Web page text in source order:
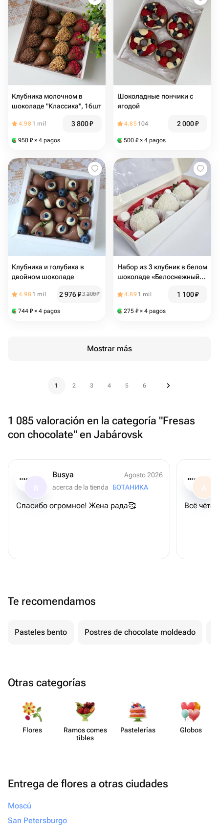
Клубника молочном в
шоколаде "Классика", 16шт
4.98 1 mil 3 800₽
950 ₽ × 4 pagos
Шоколадные пончики с
ягодой
4.85 104 2 000₽
500 ₽ × 4 pagos
Клубника и голубика в
двойном шоколаде
4.98 1 mil 2 976₽3 200₽
744 ₽ × 4 pagos
Набор из 3 клубник в белом
шоколаде «Белоснежный
4.89 1 mil 1 100₽
275 ₽ × 4 pagos
Mostrar más
1 2 3 4 5 6
1 085 valoración en la categoría "Fresas
con chocolate" en Jabárovsk
Busya
Agosto 2026
acerca de la tienda
БОТАНИКА
Спасибо огромное! Жена рада🥰
A
Всë
Te recomendamos
Pasteles bento Postres de chocolate moldeado
Otras categorías
Flores
Ramos comes​
tibles
Paste​lerías Globos
Entrega de flores a otras ciudades
Moscú
San Petersburgo